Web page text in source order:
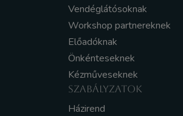
Vendéglátósoknak
Workshop partnereknek
Előadóknak
Önkénteseknek
Kézműveseknek
SZABÁLYZATOK
Házirend